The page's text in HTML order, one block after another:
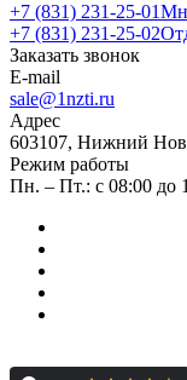
+7 (831) 231-25-01
+7 (831) 231-25-02
Заказать звонок
E-mail
sale@1nzti.ru
Адрес
603107, Нижний
Режим работы
Пн. – Пт.: с 08:00 до